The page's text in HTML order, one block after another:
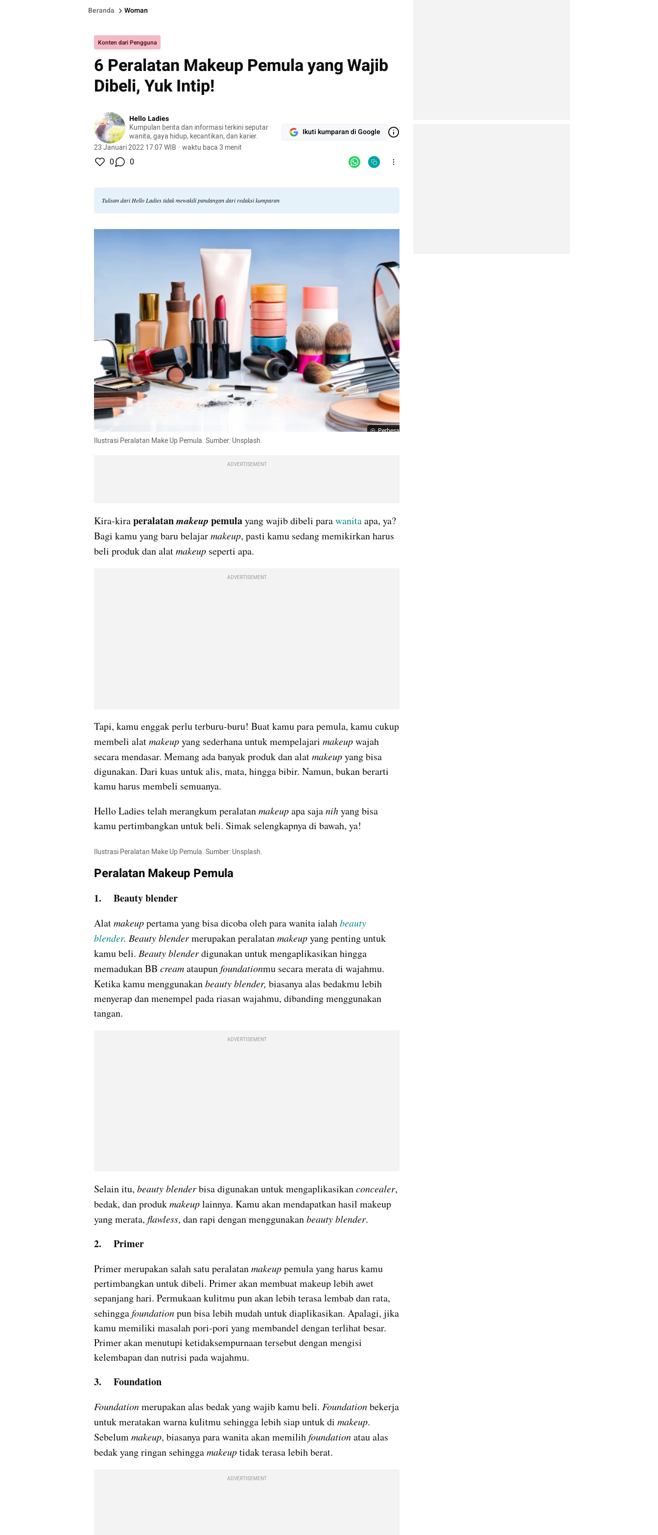
Beranda Woman
Konten dari Pengguna
6 Peralatan Makeup Pemula yang Wajib
Dibeli, Yuk Intip!
Hello Ladies
Kumpulan berita dan informasi terkini seputar
wanita, gaya hidup, kecantikan, dan karier.
23 Januari 2022 17:07 WIB · waktu baca 3 menit
Ikuti kumparan di Google
0 0
Tulisan dari Hello Ladies tidak mewakili pandangan dari redaksi kumparan
Perbesar
Ilustrasi Peralatan Make Up Pemula. Sumber: Unsplash.
ADVERTISEMENT
Kira-kira peralatan makeup pemula yang wajib dibeli para wanita apa, ya?
Bagi kamu yang baru belajar makeup, pasti kamu sedang memikirkan harus
beli produk dan alat makeup seperti apa.
ADVERTISEMENT
Tapi, kamu enggak perlu terburu-buru! Buat kamu para pemula, kamu cukup
membeli alat makeup yang sederhana untuk mempelajari makeup wajah
secara mendasar. Memang ada banyak produk dan alat makeup yang bisa
digunakan. Dari kuas untuk alis, mata, hingga bibir. Namun, bukan berarti
kamu harus membeli semuanya.
Hello Ladies telah merangkum peralatan makeup apa saja nih yang bisa
kamu pertimbangkan untuk beli. Simak selengkapnya di bawah, ya!
Ilustrasi Peralatan Make Up Pemula. Sumber: Unsplash.
Peralatan Makeup Pemula
1.	Beauty blender
Alat makeup pertama yang bisa dicoba oleh para wanita ialah beauty
blender. Beauty blender merupakan peralatan makeup yang penting untuk
kamu beli. Beauty blender digunakan untuk mengaplikasikan hingga
memadukan BB cream ataupun foundationmu secara merata di wajahmu.
Ketika kamu menggunakan beauty blender, biasanya alas bedakmu lebih
menyerap dan menempel pada riasan wajahmu, dibanding menggunakan
tangan.
ADVERTISEMENT
Selain itu, beauty blender bisa digunakan untuk mengaplikasikan concealer,
bedak, dan produk makeup lainnya. Kamu akan mendapatkan hasil makeup
yang merata, flawless, dan rapi dengan menggunakan beauty blender.
2.	Primer
Primer merupakan salah satu peralatan makeup pemula yang harus kamu
pertimbangkan untuk dibeli. Primer akan membuat makeup lebih awet
sepanjang hari. Permukaan kulitmu pun akan lebih terasa lembab dan rata,
sehingga foundation pun bisa lebih mudah untuk diaplikasikan. Apalagi, jika
kamu memiliki masalah pori-pori yang membandel dengan terlihat besar.
Primer akan menutupi ketidaksempurnaan tersebut dengan mengisi
kelembapan dan nutrisi pada wajahmu.
3.	Foundation
Foundation merupakan alas bedak yang wajib kamu beli. Foundation bekerja
untuk meratakan warna kulitmu sehingga lebih siap untuk di makeup.
Sebelum makeup, biasanya para wanita akan memilih foundation atau alas
bedak yang ringan sehingga makeup tidak terasa lebih berat.
ADVERTISEMENT